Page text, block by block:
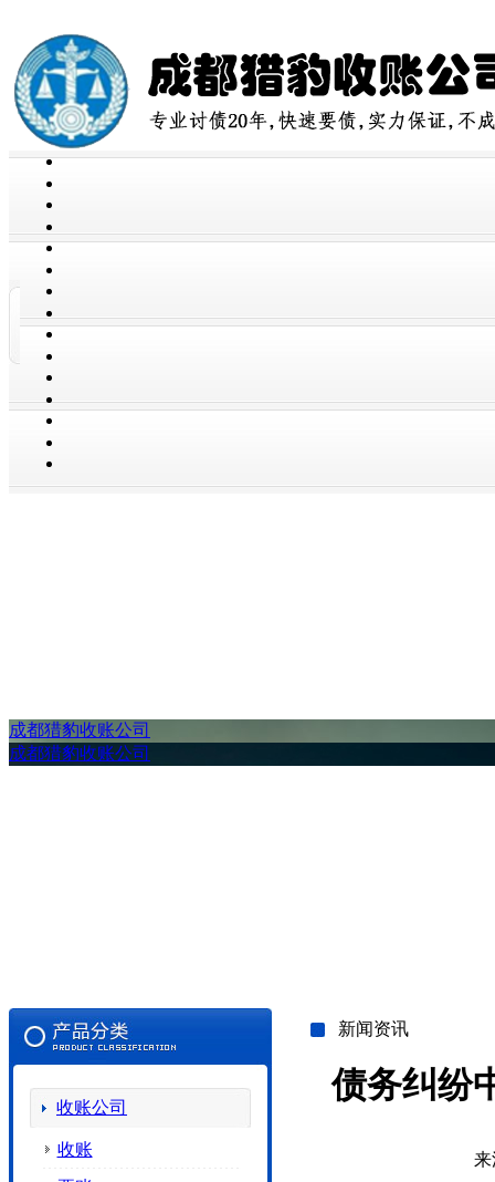
成都猎豹收账公司
成都猎豹收账公司
收账公司
收账
新闻资讯
债务纠纷
来